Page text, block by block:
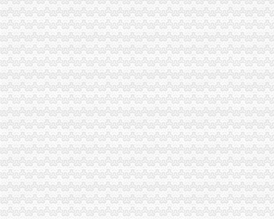
彭水局重庆财务公司密切关注销返乡人员动态积做好稳定工作
市重庆发票申请督查组对渝中区奥运期间食品品安全工作提出要求
九龙坡局重庆公司注销四个方面规范招生招聘广告
沙坪坝局“两卡、三平台、四对接”重庆代账公司促进辖区民营经济又好又快发展
南川局重庆分公司注册三举措大力推进再就业工作
潼南局“五步”重庆分公司注册工作法化农资市场监管
市重庆代理记账局联合重庆仲裁委开展工商系统合同仲裁调解工作培训会
江北局重庆发票申请三项措施加固定形式印刷品广告监管
涪陵局重庆财务公司推进地方企业信用体系建设取得突破进展
九龙坡局重庆代理记账消保科获全国工商系统12315行政执法体系建设工作先进
市重庆代账公司督查组到巴南区督查迎奥运食品品安全整工作
市重庆分公司注册督查组督查奥运食品品安全保障工作
市重庆发票申请局举办财经知识研修班着力提升执法办案人员能力水平
市重庆分公司注册局推行干部考察员资格认证制度 干部考察工作须持证上岗宣
潼南县常务副县长张彬到潼南局重庆代账公司检查指导工作
大足局五举措贯彻落实市重庆进出口权局财务审计工作会议精
酉局加部门联动有效清除“文化垃圾”重庆代理报税